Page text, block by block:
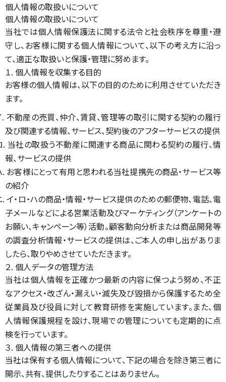
個人情報の取扱いについて
個人情報の取扱いについて
当社では個人情報保護法に関する法令と社会秩序を尊重・遵
守し、お客様に関する個人情報について、以下の考え方に沿っ
て、適正な取扱いと保護・管理に努めます。
１. 個人情報を収集する目的
お客様の個人情報は、以下の目的のために利用させていただき
ます。
. 不動産の売買、仲介、賃貸、管理等の取引に関する契約の履行
及び関連する情報、サービス、契約後のアフターサービスの提供
. 当社の取扱う不動産に関連する商品に関わる契約の履行、情
報、サービスの提供
. お客様にとって有用と思われる当社提携先の商品・サービス等
の紹介
. イ・ロ・ハの商品・情報・サービス提供のための郵便物、電話、電
子メールなどによる営業活動及びマーケティング（アンケートの
お願い、キャンペーン等）活動。顧客動向分析または商品開発等
の調査分析情報・サービスの提供は、ご本人の申し出がありま
したら、取りやめさせていただきます。
２. 個人データの管理方法
当社は個人情報を正確かつ最新の内容に保つよう努め、不正
なアクセス・改ざん・漏えい・滅失及び毀損から保護するため全
従業員及び役員に対して教育研修を実施しています。また、個
人情報保護規程を設け、現場での管理についても定期的に点
検を行っています。
３. 個人情報の第三者への提供
当社は保有する個人情報について、下記の場合を除き第三者に
開示、共有、提供したりすることはありません。